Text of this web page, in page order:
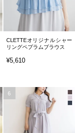
CLETTEオリジナルシャー
リングペプラムブラウス
¥5,610
6